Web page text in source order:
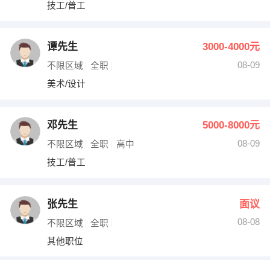
技工/普工
谭先生 3000-4000元
不限区域 全职
08-09
美术/设计
邓先生 5000-8000元
不限区域 全职 高中
08-09
技工/普工
张先生 面议
不限区域 全职
08-08
其他职位